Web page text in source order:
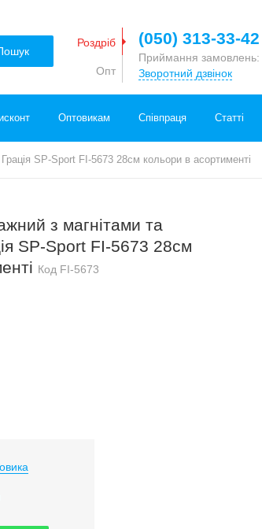
Роздріб
Опт
(050) 313-33-42
Приймання замовлень:
Зворотний дзвінок
Оптовикам Співпраця Статті
SP-Sport FI-5673 28см кольори в асортименті
з магнітами та
SP-Sport FI-5673 28см
Код FI-5673